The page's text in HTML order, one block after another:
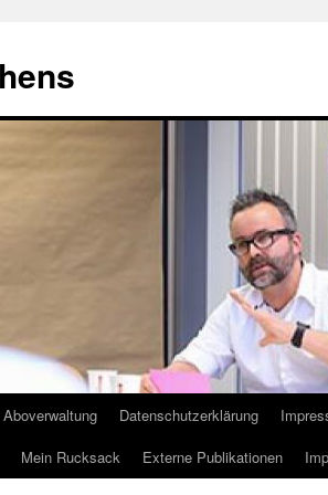
Aboverwaltung Datenschutzerklärung
Mein Rucksack Externe Publikationen